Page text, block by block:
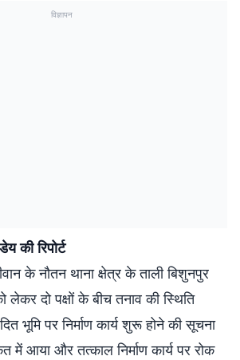
विज्ञापन
की रिपोर्ट
के नौतन थाना क्षेत्र के ताली बिशुनपुर
लेकर दो पक्षों के बीच तनाव की स्थिति
भूमि पर निर्माण कार्य शुरू होने की सूचना
में आया और तत्काल निर्माण कार्य पर रोक